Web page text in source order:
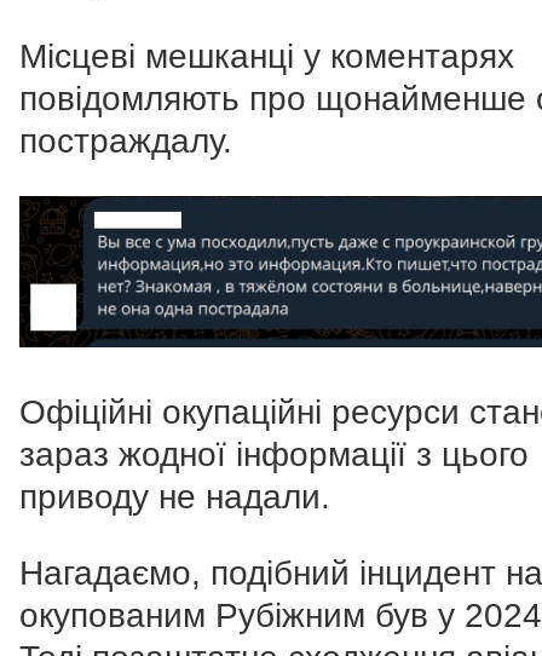
Місцеві мешканці у коментарях
повідомляють про щонайменше
постраждалу.
Офіційні окупаційні ресурси
зараз жодної інформації з цього
приводу не надали.
Нагадаємо, подібний інцидент
окупованим Рубіжним був у